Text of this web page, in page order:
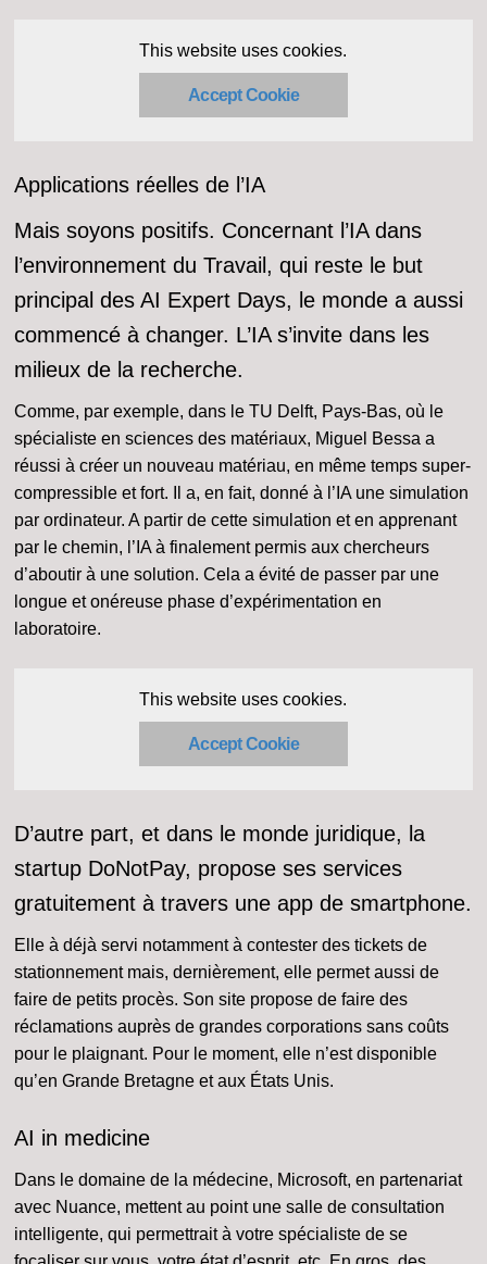
This website uses cookies.
Accept Cookie
Applications réelles de l’IA
Mais soyons positifs. Concernant l’IA dans
l’environnement du Travail, qui reste le but
principal des AI Expert Days, le monde a aussi
commencé à changer. L’IA s’invite dans les
milieux de la recherche.
Comme, par exemple, dans le TU Delft, Pays-Bas, où le
spécialiste en sciences des matériaux, Miguel Bessa a
réussi à créer un nouveau matériau, en même temps super-
compressible et fort. Il a, en fait, donné à l’IA une simulation
par ordinateur. A partir de cette simulation et en apprenant
par le chemin, l’IA à finalement permis aux chercheurs
d’aboutir à une solution. Cela a évité de passer par une
longue et onéreuse phase d’expérimentation en
laboratoire.
This website uses cookies.
Accept Cookie
D’autre part, et dans le monde juridique, la
startup DoNotPay, propose ses services
gratuitement à travers une app de smartphone.
Elle à déjà servi notamment à contester des tickets de
stationnement mais, dernièrement, elle permet aussi de
faire de petits procès. Son site propose de faire des
réclamations auprès de grandes corporations sans coûts
pour le plaignant. Pour le moment, elle n’est disponible
qu’en Grande Bretagne et aux États Unis.
AI in medicine
Dans le domaine de la médecine, Microsoft, en partenariat
avec Nuance, mettent au point une salle de consultation
intelligente, qui permettrait à votre spécialiste de se